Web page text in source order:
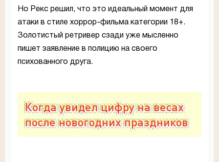
Но Рекс решил, что это идеальный момент для
атаки в стиле хоррор-фильма категории 18+.
Золотистый ретривер сзади уже мысленно
пишет заявление в полицию на своего
психованного друга.
Когда увидел цифру на весах
после новогодних праздников